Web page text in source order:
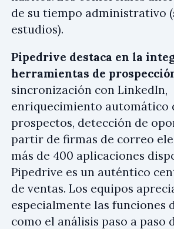
de su tiempo administrativo
estudios).
Pipedrive destaca en la
herramientas de
sincronización con LinkedIn,
enriquecimiento automático
prospectos, detección de
partir de firmas de correo
más de 400 aplicaciones
Pipedrive es un auténtico
de ventas. Los equipos
especialmente las funciones
como el análisis paso a paso